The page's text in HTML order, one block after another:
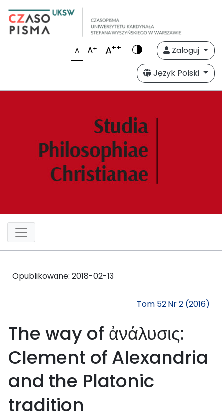
A A+ A++
Zaloguj
Język Polski
Opublikowane: 2018-02-13
Tom 52 Nr 2 (2016)
The way of ἀνάλυσις:
Clement of Alexandria
and the Platonic
tradition